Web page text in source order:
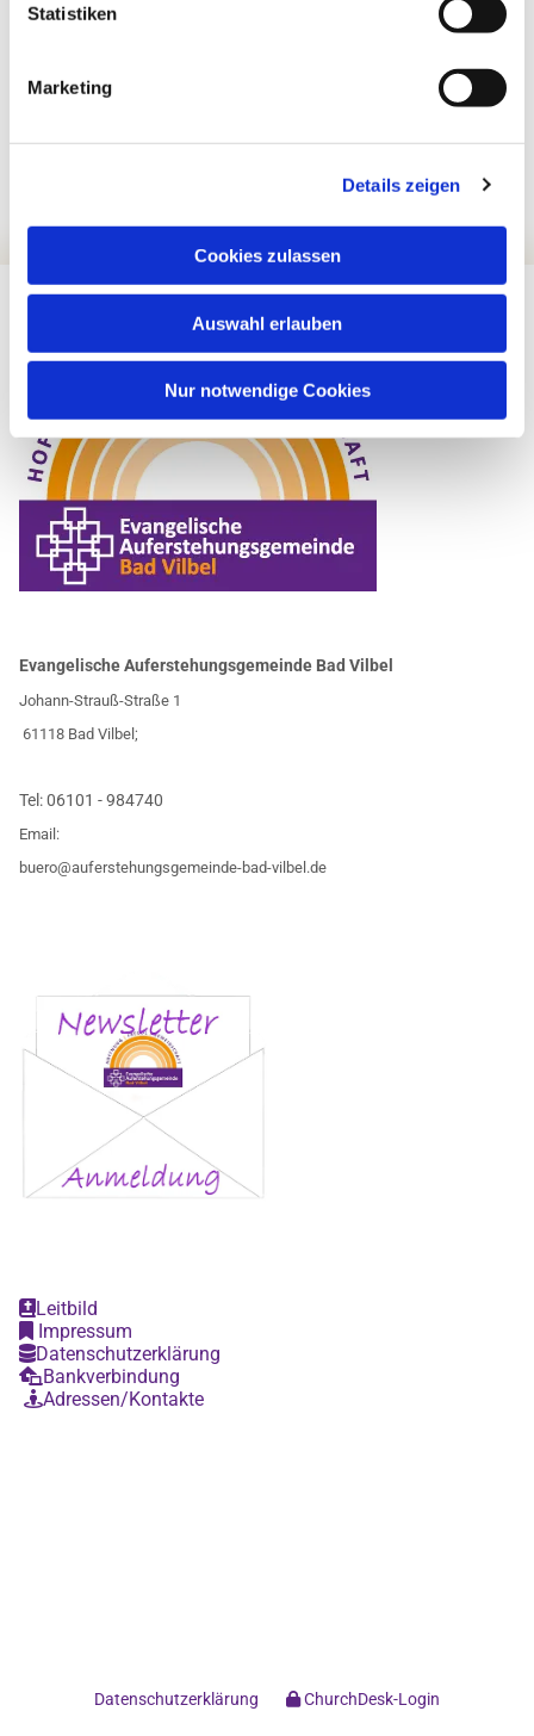
Statistiken
Marketing
Details zeigen
Cookies zulassen
Auswahl erlauben
Nur notwendige Cookies
Evangelische Auferstehungsgemeinde Bad Vilbel
Johann-Strauß-Straße 1
61118 Bad Vilbel;
Tel:06101 - 984740
Email:
buero@auferstehungsgemeinde-bad-vilbel.de
Leitbild
Impressum
Datenschutzerklärung
Bankverbindung
Adressen/Kontakte
Datenschutzerklärung ChurchDesk-Login